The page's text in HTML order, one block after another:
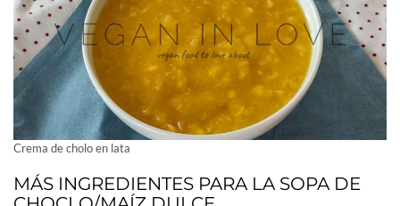
Crema de cholo en lata
MÁS INGREDIENTES PARA LA SOPA DE